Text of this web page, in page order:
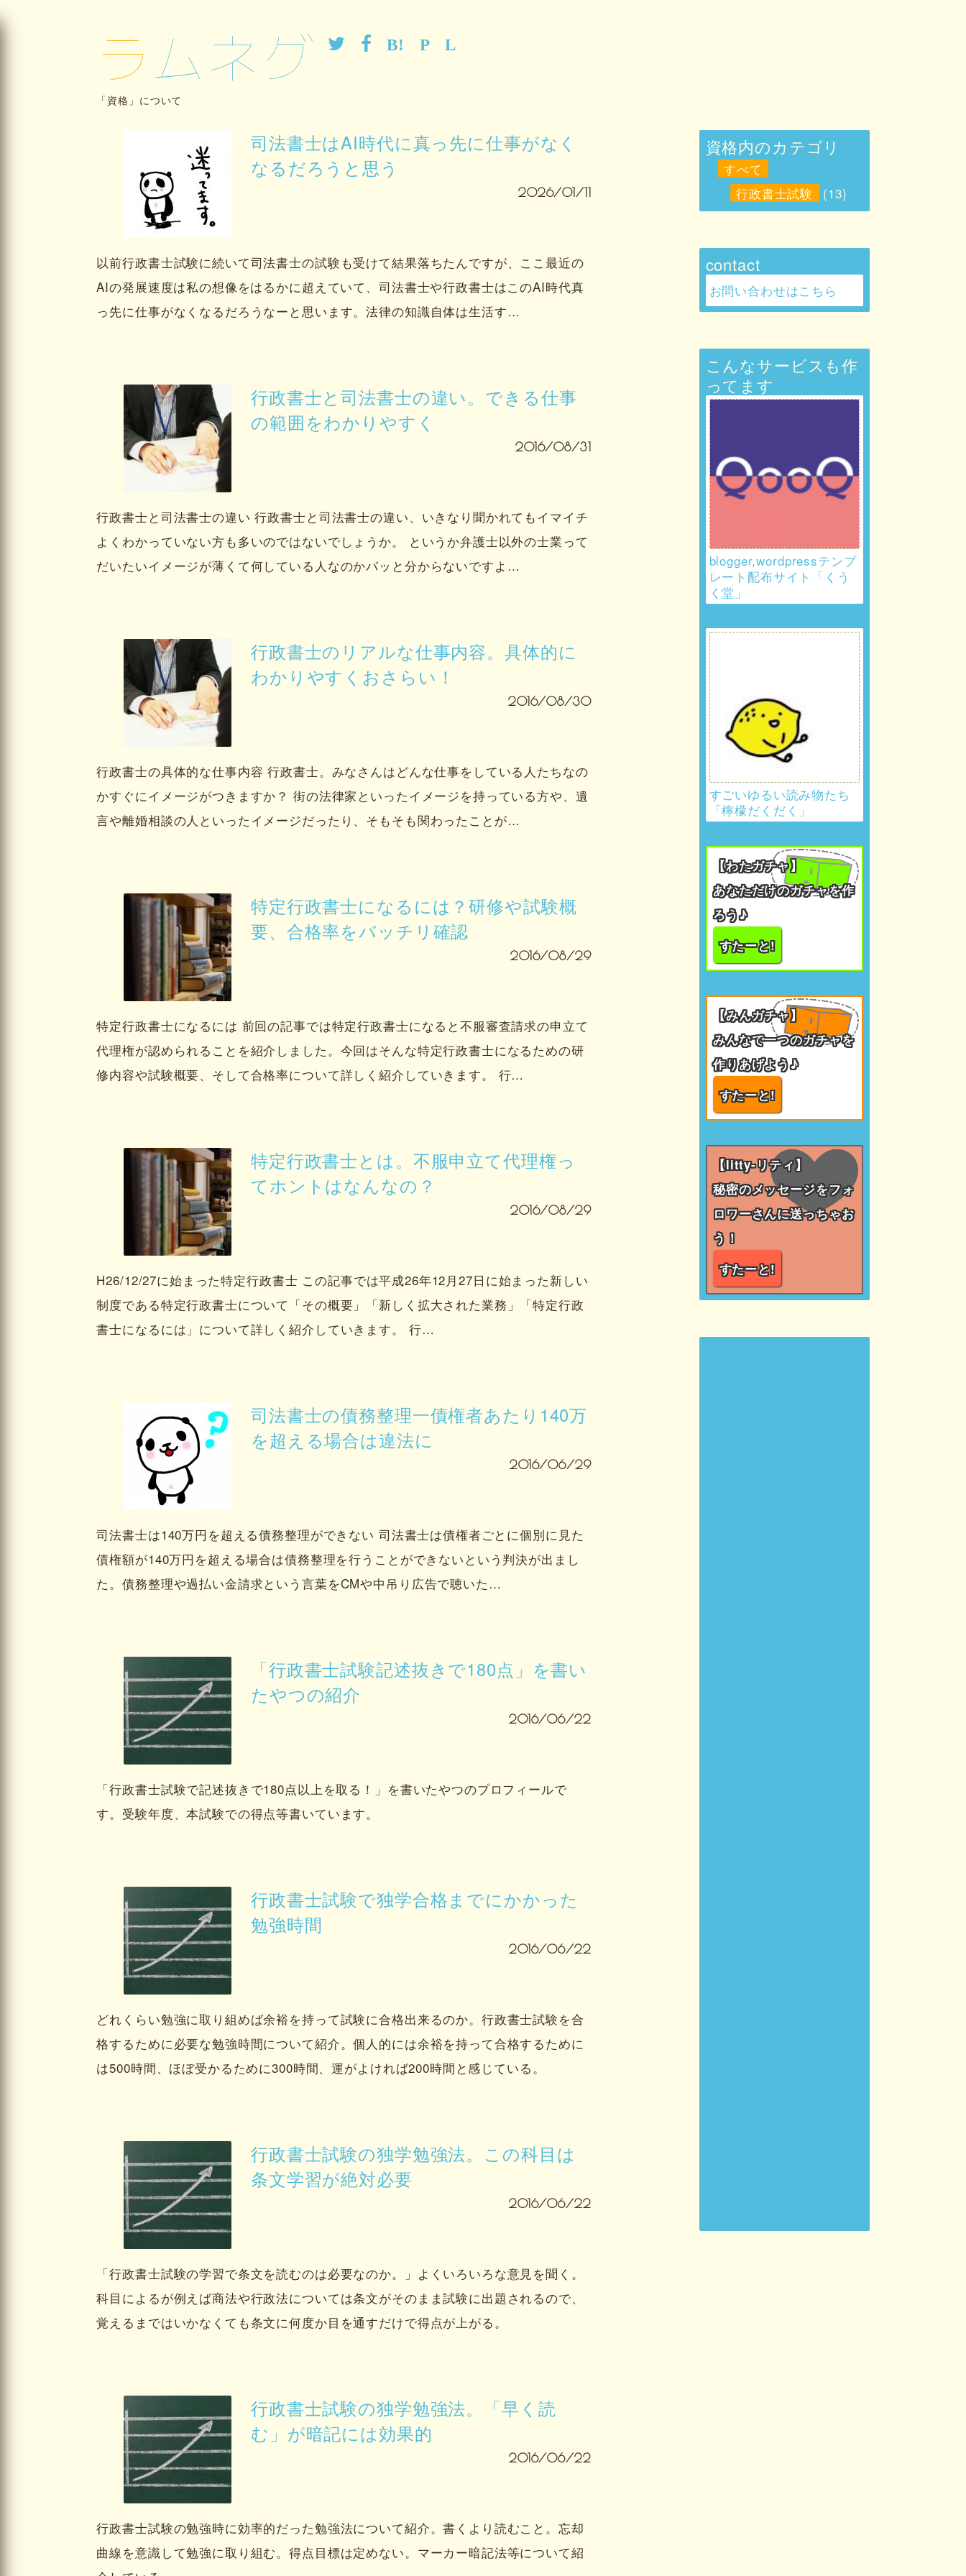
ラムネグ
「資格」について
司法書士はAI時代に真っ先に仕事がなく
なるだろうと思う
2026/01/11
以前行政書士試験に続いて司法書士の試験も受けて結果落ちたんですが、ここ最近の
AIの発展速度は私の想像をはるかに超えていて、司法書士や行政書士はこのAI時代真
っ先に仕事がなくなるだろうなーと思います。法律の知識自体は生活す…
行政書士と司法書士の違い。できる仕事
の範囲をわかりやすく
2016/08/31
行政書士と司法書士の違い 行政書士と司法書士の違い、いきなり聞かれてもイマイチ
よくわかっていない方も多いのではないでしょうか。 というか弁護士以外の士業って
だいたいイメージが薄くて何している人なのかパッと分からないですよ…
行政書士のリアルな仕事内容。具体的に
わかりやすくおさらい！
2016/08/30
行政書士の具体的な仕事内容 行政書士。みなさんはどんな仕事をしている人たちなの
かすぐにイメージがつきますか？ 街の法律家といったイメージを持っている方や、遺
言や離婚相談の人といったイメージだったり、そもそも関わったことが…
特定行政書士になるには？研修や試験概
要、合格率をバッチリ確認
2016/08/29
特定行政書士になるには 前回の記事では特定行政書士になると不服審査請求の申立て
代理権が認められることを紹介しました。今回はそんな特定行政書士になるための研
修内容や試験概要、そして合格率について詳しく紹介していきます。 行…
特定行政書士とは。不服申立て代理権っ
てホントはなんなの？
2016/08/29
H26/12/27に始まった特定行政書士 この記事では平成26年12月27日に始まった新しい
制度である特定行政書士について「その概要」「新しく拡大された業務」「特定行政
書士になるには」について詳しく紹介していきます。 行…
司法書士の債務整理一債権者あたり140万
を超える場合は違法に
2016/06/29
司法書士は140万円を超える債務整理ができない 司法書士は債権者ごとに個別に見た
債権額が140万円を超える場合は債務整理を行うことができないという判決が出まし
た。債務整理や過払い金請求という言葉をCMや中吊り広告で聴いた…
「行政書士試験記述抜きで180点」を書い
たやつの紹介
2016/06/22
「行政書士試験で記述抜きで180点以上を取る！」を書いたやつのプロフィールで
す。受験年度、本試験での得点等書いています。
行政書士試験で独学合格までにかかった
勉強時間
2016/06/22
どれくらい勉強に取り組めば余裕を持って試験に合格出来るのか。行政書士試験を合
格するために必要な勉強時間について紹介。個人的には余裕を持って合格するために
は500時間、ほぼ受かるために300時間、運がよければ200時間と感じている。
行政書士試験の独学勉強法。この科目は
条文学習が絶対必要
2016/06/22
「行政書士試験の学習で条文を読むのは必要なのか。」よくいろいろな意見を聞く。
科目によるが例えば商法や行政法については条文がそのまま試験に出題されるので、
覚えるまではいかなくても条文に何度か目を通すだけで得点が上がる。
行政書士試験の独学勉強法。「早く読
む」が暗記には効果的
2016/06/22
行政書士試験の勉強時に効率的だった勉強法について紹介。書くより読むこと。忘却
曲線を意識して勉強に取り組む。得点目標は定めない。マーカー暗記法等について紹
資格内のカテゴリ
すべて
行政書士試験
(13)
contact
お問い合わせはこちら
こんなサービスも作
ってます
blogger,wordpressテンプ
レート配布サイト「くう
く堂」
すごいゆるい読み物たち
「檸檬だくだく」
【わたガチャ】
あなただけのガチャを作
ろう♪
すたーと!
【みんガチャ】
みんなで一つのガチャを
作りあげよう♪
すたーと!
【litty-リティ】
秘密のメッセージをフォ
ロワーさんに送っちゃお
う！
すたーと!